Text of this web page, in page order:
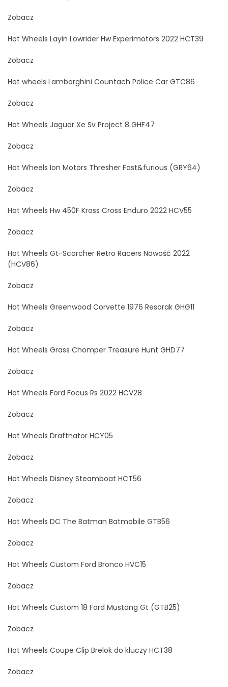
Zobacz
Hot Wheels Layin Lowrider Hw Experimotors 2022 HCT39
Zobacz
Hot wheels Lamborghini Countach Police Car GTC86
Zobacz
Hot Wheels Jaguar Xe Sv Project 8 GHF47
Zobacz
Hot Wheels Ion Motors Thresher Fast&furious (GRY64)
Zobacz
Hot Wheels Hw 450F Kross Cross Enduro 2022 HCV55
Zobacz
Hot Wheels Gt-Scorcher Retro Racers Nowość 2022
(HCV86)
Zobacz
Hot Wheels Greenwood Corvette 1976 Resorak GHG11
Zobacz
Hot Wheels Grass Chomper Treasure Hunt GHD77
Zobacz
Hot Wheels Ford Focus Rs 2022 HCV28
Zobacz
Hot Wheels Draftnator HCY05
Zobacz
Hot Wheels Disney Steamboat HCT56
Zobacz
Hot Wheels DC The Batman Batmobile GTB56
Zobacz
Hot Wheels Custom Ford Bronco HVC15
Zobacz
Hot Wheels Custom 18 Ford Mustang Gt (GTB25)
Zobacz
Hot Wheels Coupe Clip Brelok do kluczy HCT38
Zobacz